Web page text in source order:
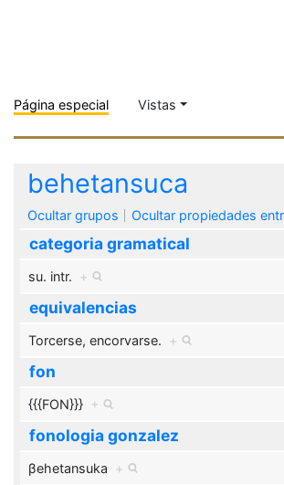
Página especial Vistas
behetansuca
Ocultar grupos Ocultar propiedades
categoria gramatical
su. intr. +
equivalencias
Torcerse, encorvarse. +
fon
{{{FON}}} +
fonologia gonzalez
βehetansuka +